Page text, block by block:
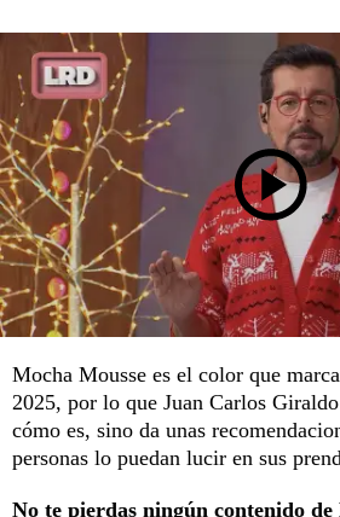
Mocha Mousse es el color que
2025, por lo que Juan Carlos
cómo es, sino da unas
personas lo puedan lucir en sus
No te pierdas ningún contenido de